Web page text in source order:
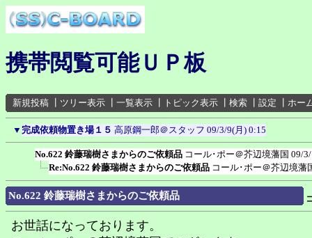
携帯閲覧可能ＵＰ板
新規投稿 ツリー表示 一覧表示 トピック表示 検索 設定 ホー
▼ 完成依頼物置き場１５ 高原鋼一郎＠スタッフ 09/3/9(月) 0:15
No.622 鈴藤瑞樹さまからのご依頼品 コール･ポー＠芥辺境藩国 09/
Re:No.622 鈴藤瑞樹さまからのご依頼品 コール･ポー＠芥辺境藩
No.622 鈴藤瑞樹さまからのご依頼品
お世話になっております。